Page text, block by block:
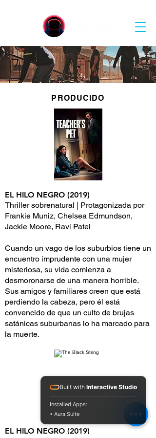
PRODUCIDO
EL HILO NEGRO (2019)
Thriller sobrenatural | Protagonizada por
Frankie Muniz, Chelsea Edmundson,
Jackie Moore, Ravi Patel
Cuando un vago de los suburbios tiene un
encuentro imprudente con una mujer
misteriosa, su vida comienza a
desmoronarse de una manera horrible.
Sus amigos y familiares creen que está
perdiendo la cabeza, pero él está
convencido de que un culto de brujas
satánicas suburbanas lo ha marcado para
la muerte.
EL HILO NEGRO (2019)
Built with Interactive Studio
Installed Apps:
• Aura Suite